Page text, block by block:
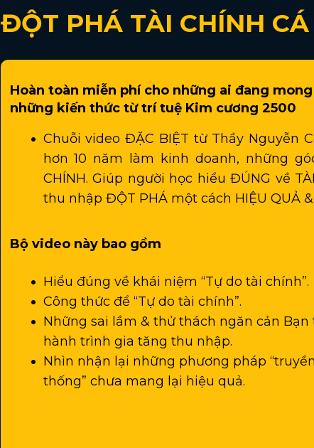
ĐỘT PHÁ TÀI CHÍNH
Hoàn toàn miễn phí cho những ai đang
những kiến thức từ trí tuệ Kim cương 2500
Chuỗi video ĐẶC BIỆT từ Thầy Nguyễn
hơn 10 năm làm kinh doanh, những
CHÍNH. Giúp người học hiểu ĐÚNG về
thu nhập ĐỘT PHÁ một cách HIỆU QUẢ &
Bộ video này bao gồm
Hiểu đúng về khái niệm “Tự do tài chính”.
Công thức để “Tự do tài chính”.
Những sai lầm & thử thách ngăn cản Bạn
hành trình gia tăng thu nhập.
Nhìn nhận lại những phương pháp “truyền
thống” chưa mang lại hiệu quả.